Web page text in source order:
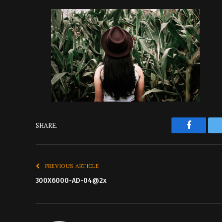
SHARE.
PREVIOUS ARTICLE
300X6000-AD-04@2x